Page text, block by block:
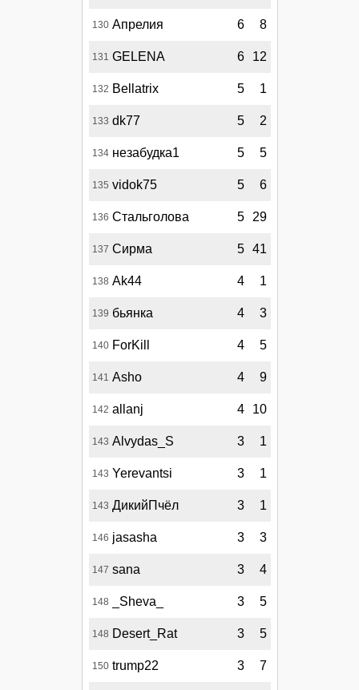
130 Апрелия 6 8
131 GELENA 6 12
132 Bellatrix 5 1
133 dk77 5 2
134 незабудка1 5 5
135 vidok75 5 6
136 Стальголова 5 29
137 Сирма 5 41
138 Ak44 4 1
139 бьянка 4 3
140 ForKill 4 5
141 Asho 4 9
142 allanj 4 10
143 Alvydas_S 3 1
143 Yerevantsi 3 1
143 ДикийПчёл 3 1
146 jasasha 3 3
147 sana 3 4
148 _Sheva_ 3 5
148 Desert_Rat 3 5
150 trump22 3 7